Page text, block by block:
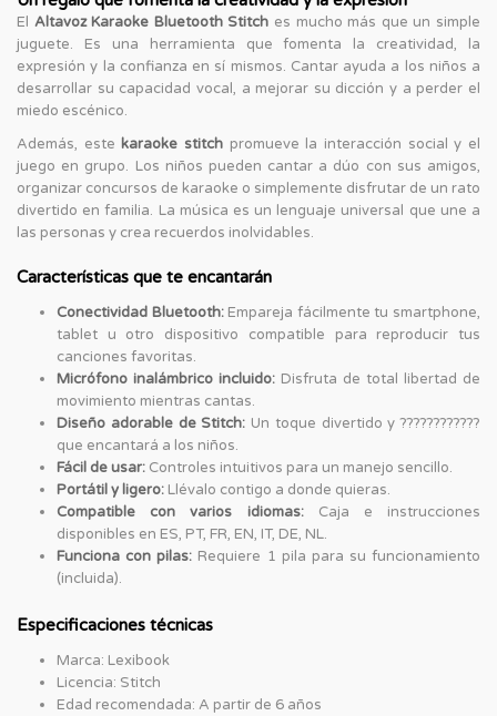
El Altavoz Karaoke Bluetooth Stitch es mucho más que un simple
juguete. Es una herramienta que fomenta la creatividad, la
expresión y la confianza en sí mismos. Cantar ayuda a los niños a
desarrollar su capacidad vocal, a mejorar su dicción y a perder el
miedo escénico.
Además, estekaraoke stitch promueve la interacción social y el
juego en grupo. Los niños pueden cantar a dúo con sus amigos,
organizar concursos de karaoke o simplemente disfrutar de un rato
divertido en familia. La música es un lenguaje universal que une a
las personas y crea recuerdos inolvidables.
Características que te encantarán
Conectividad Bluetooth:Empareja fácilmente tu smartphone,
tablet u otro dispositivo compatible para reproducir tus
canciones favoritas.
Micrófono inalámbrico incluido: Disfruta de total libertad de
movimiento mientras cantas.
Diseño adorable de Stitch: Un toque divertido y ????????????
que encantará a los niños.
Fácil de usar: Controles intuitivos para un manejo sencillo.
Portátil y ligero: Llévalo contigo a donde quieras.
Compatible con varios idiomas:Caja e instrucciones
disponibles en ES, PT, FR, EN, IT, DE, NL.
Funciona con pilas: Requiere 1 pila para su funcionamiento
(incluida).
Especificaciones técnicas
Marca: Lexibook
Licencia: Stitch
Edad recomendada: A partir de 6 años